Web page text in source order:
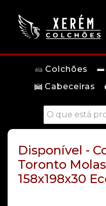
Colchões
Cabeceiras
Disponível -
Toronto
158x198x30